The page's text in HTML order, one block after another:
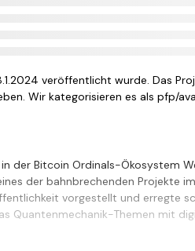
veröffentlicht wurde. Das
Wir kategorisieren es als pfp/
der Bitcoin Ordinals-Ökosystem
der bahnbrechenden Projekte
vorgestellt und erregte
Quantenmechanik-Themen mit